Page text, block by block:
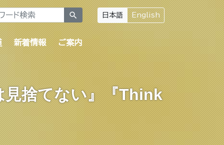
search 日本語 English
新着情報 ご案内
見捨てない』『Think